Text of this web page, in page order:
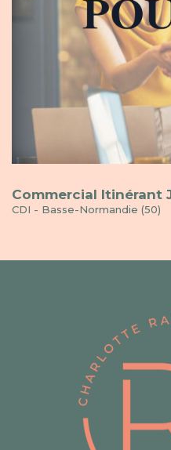
Commercial Itinérant
CDI - Basse-Normandie (50)